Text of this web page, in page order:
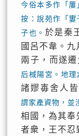
今俗本多作「
按：說苑作「寠
子也。 於是秦
國呂不韋。
兩子，而遂遷
后棫陽宮。地理
諸嫪毐舍人
謂家產資物，並
相國，為其奉
者衆，王不忍